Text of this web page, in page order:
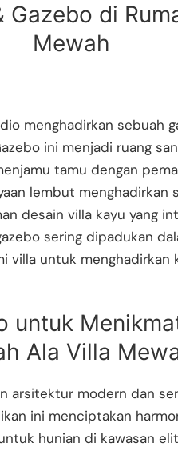
Gazebo di
Mewah
menghadirkan sebuah
ini menjadi ruang
tamu dengan
lembut menghadirkan
desain villa kayu yang
sering dipadukan
villa untuk menghadirkan
untuk
Ala Villa
arsitektur modern dan
ini menciptakan
hunian di kawasan elit